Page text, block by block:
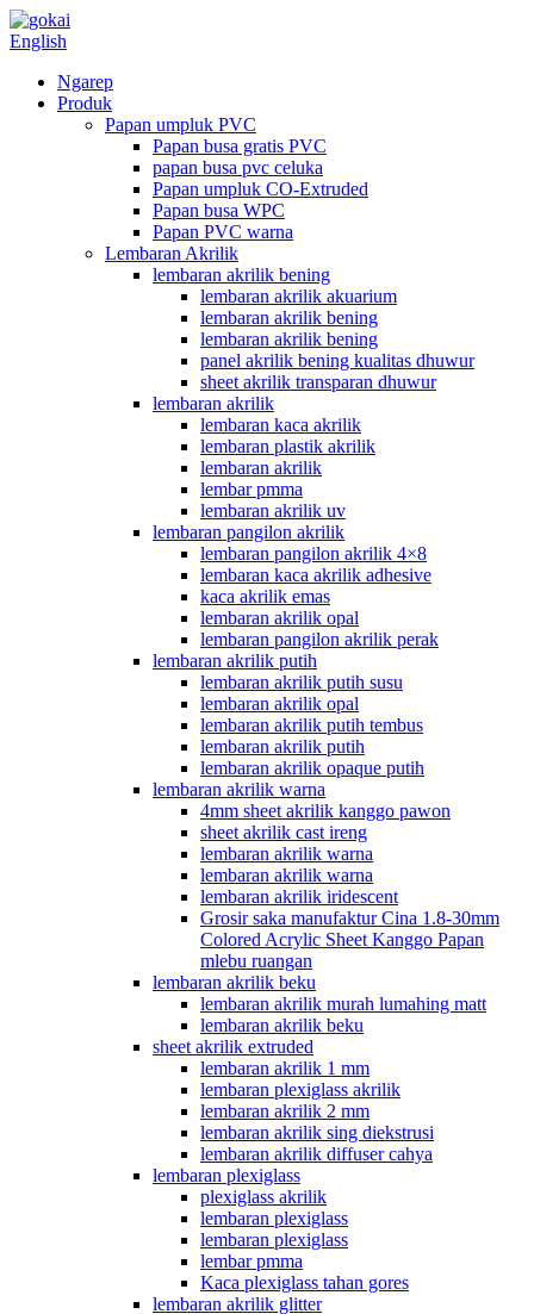
English
Ngarep
Produk
Papan umpluk PVC
Papan busa gratis PVC
papan busa pvc celuka
Papan umpluk CO-Extruded
Papan busa WPC
Papan PVC warna
Lembaran Akrilik
lembaran akrilik bening
lembaran akrilik akuarium
lembaran akrilik bening
lembaran akrilik bening
panel akrilik bening kualitas dhuwur
sheet akrilik transparan dhuwur
lembaran akrilik
lembaran kaca akrilik
lembaran plastik akrilik
lembaran akrilik
lembar pmma
lembaran akrilik uv
lembaran pangilon akrilik
lembaran pangilon akrilik 4×8
lembaran kaca akrilik adhesive
kaca akrilik emas
lembaran akrilik opal
lembaran pangilon akrilik perak
lembaran akrilik putih
lembaran akrilik putih susu
lembaran akrilik opal
lembaran akrilik putih tembus
lembaran akrilik putih
lembaran akrilik opaque putih
lembaran akrilik warna
4mm sheet akrilik kanggo pawon
sheet akrilik cast ireng
lembaran akrilik warna
lembaran akrilik warna
lembaran akrilik iridescent
Grosir saka manufaktur Cina 1.8-30mm
Colored Acrylic Sheet Kanggo Papan
mlebu ruangan
lembaran akrilik beku
lembaran akrilik murah lumahing matt
lembaran akrilik beku
sheet akrilik extruded
lembaran akrilik 1 mm
lembaran plexiglass akrilik
lembaran akrilik 2 mm
lembaran akrilik sing diekstrusi
lembaran akrilik diffuser cahya
lembaran plexiglass
plexiglass akrilik
lembaran plexiglass
lembaran plexiglass
lembar pmma
Kaca plexiglass tahan gores
lembaran akrilik glitter